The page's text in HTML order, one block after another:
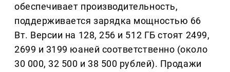
обеспечивает производительность,
поддерживается зарядка мощностью 66
Вт. Версии на 128, 256 и 512 ГБ стоят 2499,
2699 и 3199 юаней соответственно (около
30 000, 32 500 и 38 500 рублей). Продажи